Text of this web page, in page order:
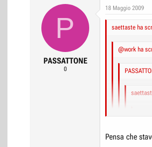
C'è
Se fossi un
prezzo di
Giorgio for
P
PASSATTONE
0
18 Maggio 2009
saettaste ha
@work ha
Pensa che